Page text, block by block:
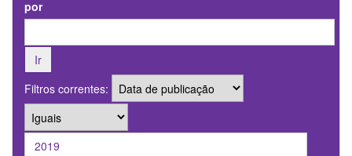
por
Filtros correntes: